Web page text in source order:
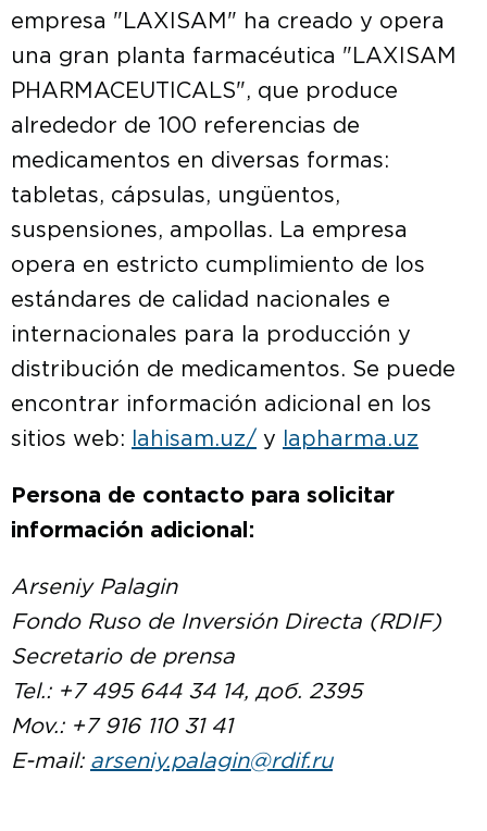
empresa "LAXISAM" ha creado y opera
una gran planta farmacéutica "LAXISAM
PHARMACEUTICALS", que produce
alrededor de 100 referencias de
medicamentos en diversas formas:
tabletas, cápsulas, ungüentos,
suspensiones, ampollas. La empresa
opera en estricto cumplimiento de los
estándares de calidad nacionales e
internacionales para la producción y
distribución de medicamentos. Se puede
encontrar información adicional en los
sitios web:
lahisam.uz/ y lapharma.uz
Persona de contacto para solicitar
información adicional:
Arseniy Palagin
Fondo Ruso de Inversión Directa (RDIF)
Secretario de prensa
Tel.: +7 495 644 34 14, доб. 2395
Mov.: +7 916 110 31 41
E-mail: arseniy.palagin@rdif.ru